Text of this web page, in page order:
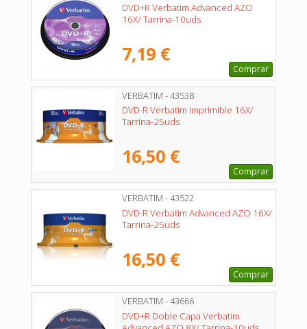
DVD+R Verbatim Advanced AZO
16X/ Tarrina-10uds
7,19 €
Comprar
VERBATIM - 43538
DVD-R Verbatim Imprimible 16X/
Tarrina-25uds
16,50 €
Comprar
VERBATIM - 43522
DVD-R Verbatim Advanced AZO 16X/
Tarrina-25uds
16,50 €
Comprar
VERBATIM - 43666
DVD+R Doble Capa Verbatim